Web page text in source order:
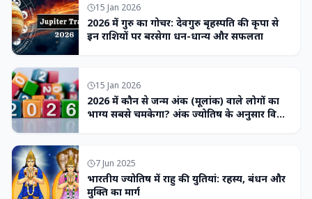
15 Jan 2026
2026 में गुरु का गोचर: देवगुरु बृहस्पति की कृपा से
इन राशियों पर बरसेगा धन-धान्य और सफलता
15 Jan 2026
2026 में कौन से जन्म अंक (मूलांक) वाले लोगों का
भाग्य सबसे चमकेगा? अंक ज्योतिष के अनुसार विशेष
7 Jun 2025
भारतीय ज्योतिष में राहु की युतियां: रहस्य, बंधन और
मुक्ति का मार्ग